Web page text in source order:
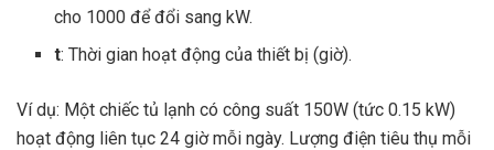
cho 1000 để đổi sang kW.
t: Thời gian hoạt động của thiết bị (giờ).
Ví dụ: Một chiếc tủ lạnh có công suất 150W (tức 0.15 kW)
hoạt động liên tục 24 giờ mỗi ngày. Lượng điện tiêu thụ mỗi